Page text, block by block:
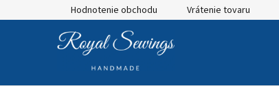
na
Hodnotenie obchodu Vrátenie tovaru